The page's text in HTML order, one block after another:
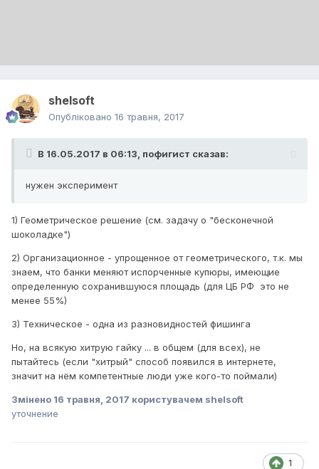
shelsoft
Опубліковано 16 травня, 2017
В 16.05.2017 в 06:13, пофигист сказав:
нужен эксперимент
1) Геометрическое решение (см. задачу о "бесконечной
шоколадке")
2) Организационное - упрощенное от геометрического, т.к. мы
знаем, что банки меняют испорченные купюры, имеющие
определенную сохранившуюся площадь (для ЦБ РФ это не
менее 55%)
3) Техническое - одна из разновидностей фишинга
Но, на всякую хитрую гайку ... в общем (для всех), не
пытайтесь (если "хитрый" способ появился в интернете,
значит на нём компетентные люди уже кого-то поймали)
Змінено 16 травня, 2017 користувачем shelsoft
уточнение
1